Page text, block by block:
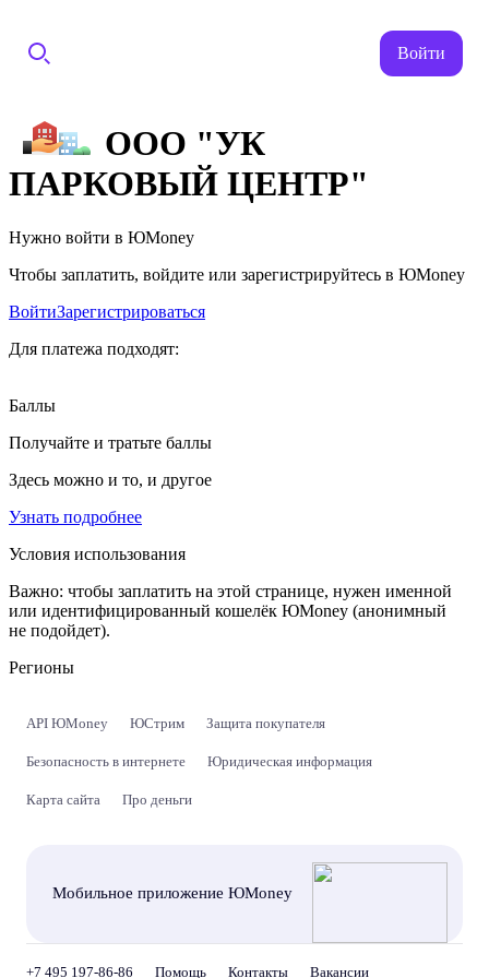
Войти
ООО "УК
ПАРКОВЫЙ ЦЕНТР"
Нужно войти в ЮMoney
Чтобы заплатить, войдите или зарегистрируйтесь в ЮMoney
ВойтиЗарегистрироваться
Для платежа подходят:
Баллы
Получайте и тратьте баллы
Здесь можно и то, и другое
Узнать подробнее
Условия использования
Важно: чтобы заплатить на этой странице, нужен именной
или идентифицированный кошелёк ЮMoney (анонимный
не подойдет).
Регионы
API ЮMoney ЮСтрим Защита покупателя
Безопасность в интернете Юридическая информация
Карта сайта Про деньги
Мобильное приложение ЮMoney
+7 495 197-86-86 Помощь Контакты Вакансии